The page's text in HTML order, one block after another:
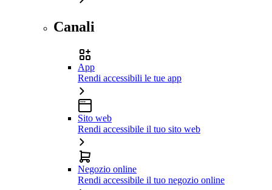
Canali
App
Rendi accessibili le tue app
Sito web
Rendi accessibile il tuo sito web
Negozio online
Rendi accessibile il tuo negozio online